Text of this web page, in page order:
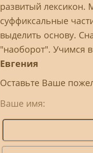
развитый лексикон.
суффиксальные
выделить основу.
"наоборот". Учимся
Евгения
Оставьте Ваше
Ваше имя: